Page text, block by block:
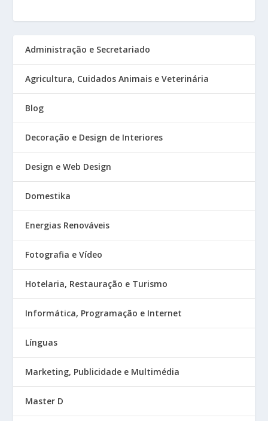
Administração e Secretariado
Agricultura, Cuidados Animais e Veterinária
Blog
Decoração e Design de Interiores
Design e Web Design
Domestika
Energias Renováveis
Fotografia e Vídeo
Hotelaria, Restauração e Turismo
Informática, Programação e Internet
Línguas
Marketing, Publicidade e Multimédia
Master D